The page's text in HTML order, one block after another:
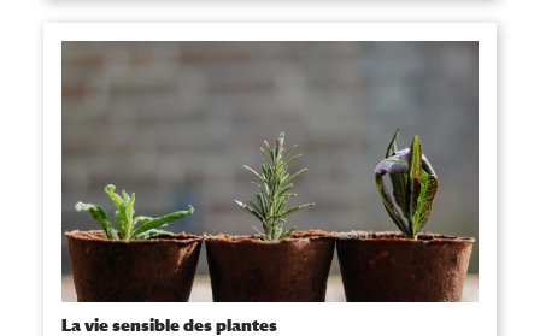
La vie sensible des plantes